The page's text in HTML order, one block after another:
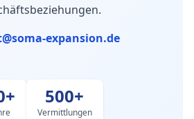
expansion.de
500+
Vermittlungen